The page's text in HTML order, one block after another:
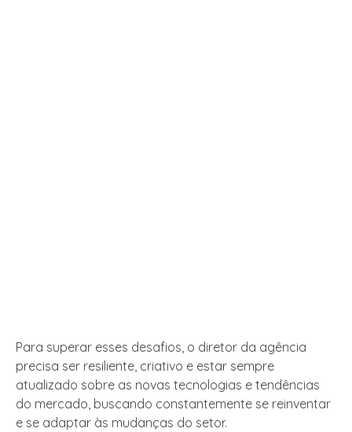
Para superar esses desafios, o diretor da agência
precisa ser resiliente, criativo e estar sempre
atualizado sobre as novas tecnologias e tendências
do mercado, buscando constantemente se reinventar
e se adaptar às mudanças do setor.